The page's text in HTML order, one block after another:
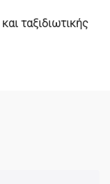
ταξιδιωτικής